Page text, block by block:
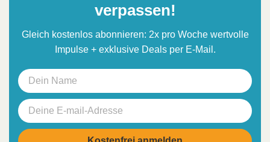
verpassen!
Gleich kostenlos abonnieren: 2x pro Woche wertvolle
Impulse + exklusive Deals per E-Mail.